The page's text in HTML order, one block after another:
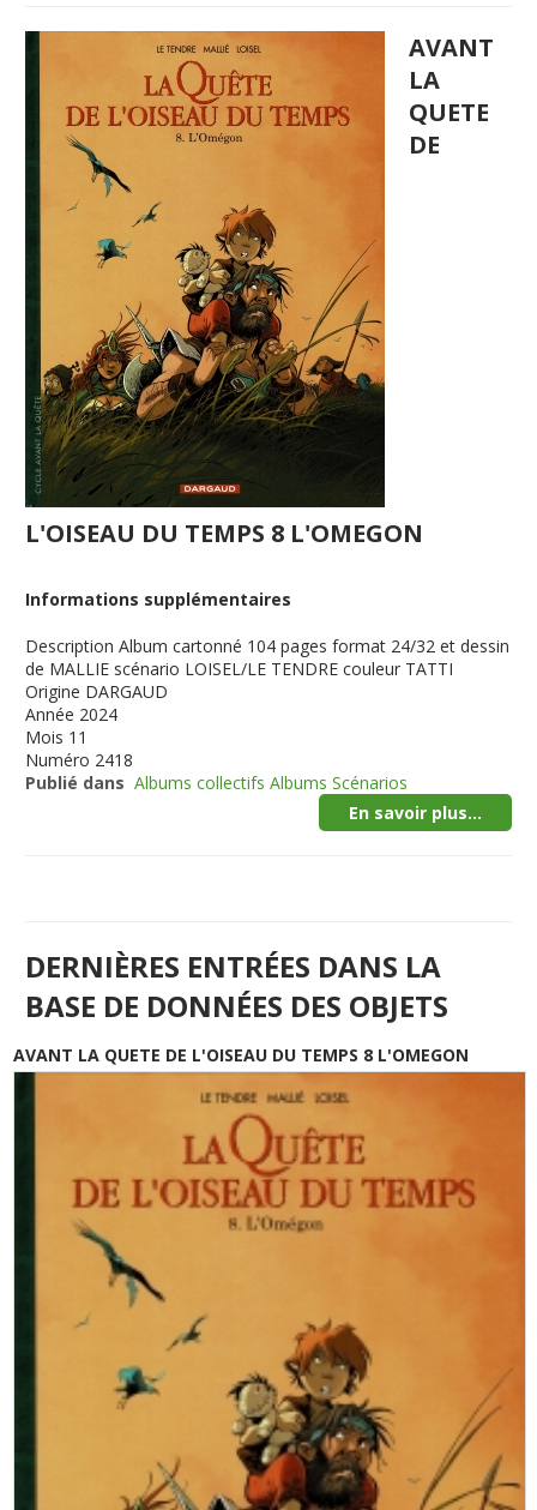
AVANT
LA
QUETE
DE
L'OISEAU DU TEMPS 8 L'OMEGON
Informations supplémentaires
Description Album cartonné 104 pages format 24/32 et dessin
de MALLIE scénario LOISEL/LE TENDRE couleur TATTI
Origine DARGAUD
Année 2024
Mois 11
Numéro 2418
Publié dans Albums collectifs Albums Scénarios
En savoir plus...
DERNIÈRES ENTRÉES DANS LA
BASE DE DONNÉES DES OBJETS
AVANT LA QUETE DE L'OISEAU DU TEMPS 8 L'OMEGON